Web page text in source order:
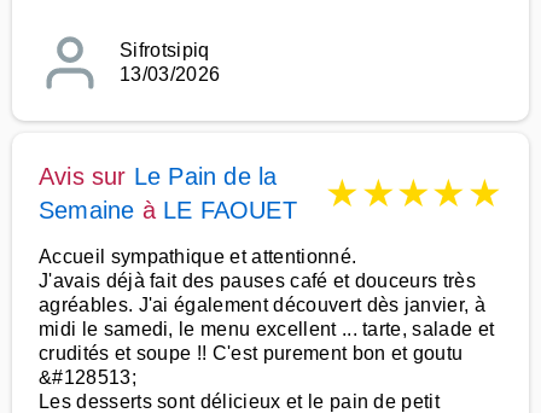
Sifrotsipiq
13/03/2026
Avis sur Le Pain de la
Semaine à LE FAOUET ★★★★★
Accueil sympathique et attentionné.
J'avais déjà fait des pauses café et douceurs très
agréables. J'ai également découvert dès janvier, à
midi le samedi, le menu excellent ... tarte, salade et
crudités et soupe !! C'est purement bon et goutu
&#128513;
Les desserts sont délicieux et le pain de petit